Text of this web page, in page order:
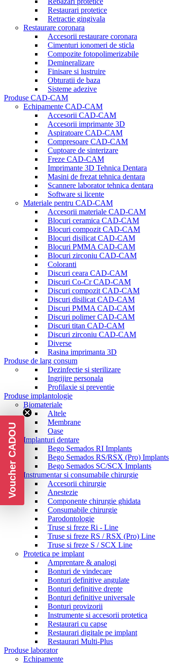
Restaurari protetice
Retractie gingivala
Restaurare coronara
Accesorii restaurare coronara
Cimenturi ionomeri de sticla
Compozite fotopolimerizabile
Demineralizare
Finisare si lustruire
Obturatii de baza
Sisteme adezive
Produse CAD-CAM
Echipamente CAD-CAM
Accesorii CAD-CAM
Accesorii imprimante 3D
Aspiratoare CAD-CAM
Compresoare CAD-CAM
Cuptoare de sinterizare
Freze CAD-CAM
Imprimante 3D Tehnica Dentara
Masini de frezat tehnica dentara
Scannere laborator tehnica dentara
Software si licente
Materiale pentru CAD-CAM
Accesorii materiale CAD-CAM
Blocuri ceramica CAD-CAM
Blocuri compozit CAD-CAM
Blocuri disilicat CAD-CAM
Blocuri PMMA CAD-CAM
Blocuri zirconiu CAD-CAM
Coloranti
Discuri ceara CAD-CAM
Discuri Co-Cr CAD-CAM
Discuri compozit CAD-CAM
Discuri disilicat CAD-CAM
Discuri PMMA CAD-CAM
Discuri polimer CAD-CAM
Discuri titan CAD-CAM
Discuri zirconiu CAD-CAM
Diverse
Rasina imprimanta 3D
Produse de larg consum
Dezinfectie si sterilizare
Ingrijire personala
Profilaxie si preventie
Produse implantologie
Biomateriale
Altele
Membrane
Oase
Implanturi dentare
Bego Semados RI Implants
Bego Semados RS/RSX (Pro) Implants
Bego Semados SC/SCX Implants
Instrumentar si consumabile chirurgie
Accesorii chirurgie
Anestezie
Componente chirurgie ghidata
Consumabile chirurgie
Parodontologie
Truse si freze Ri - Line
Truse si freze RS / RSX (Pro) Line
Truse si freze S / SCX Line
Protetica pe implant
Amprentare & analogi
Bonturi de vindecare
Bonturi definitive angulate
Bonturi definitive drepte
Bonturi definitive universale
Bonturi provizorii
Instrumente si accesorii protetica
Restaurari cu capse
Restaurari digitale pe implant
Restaurari Multi-Plus
Produse laborator
Echipamente
Voucher CADOU